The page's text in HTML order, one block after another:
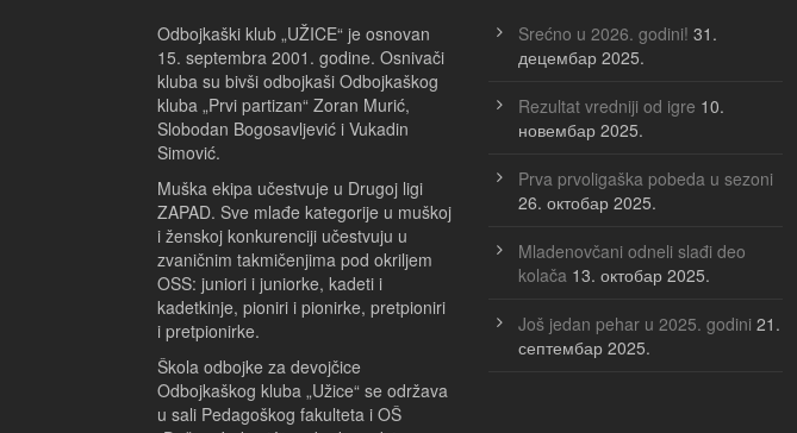
Odbojkaški klub „UŽICE“ je osnovan
15. septembra 2001. godine. Osnivači
kluba su bivši odbojkaši Odbojkaškog
kluba „Prvi partizan“ Zoran Murić,
Slobodan Bogosavljević i Vukadin
Simović.
Muška ekipa učestvuje u Drugoj ligi
ZAPAD. Sve mlađe kategorije u muškoj
i ženskoj konkurenciji učestvuju u
zvaničnim takmičenjima pod okriljem
OSS: juniori i juniorke, kadeti i
kadetkinje, pioniri i pionirke, pretpioniri
i pretpionirke.
Škola odbojke za devojčice
Odbojkaškog kluba „Užice“ se održava
u sali Pedagoškog fakulteta i OŠ
Srećno u 2026. godini! 31.
децембар 2025.
Rezultat vredniji od igre 10.
новембар 2025.
Prva prvoligaška pobeda u sezoni
26. октобар 2025.
Mladenovčani odneli slađi deo
kolača 13. октобар 2025.
Još jedan pehar u 2025. godini 21.
септембар 2025.